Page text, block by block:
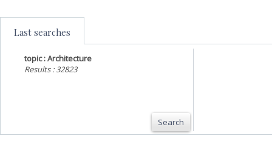
Last searches
topic : Architecture
Results : 32823
Search